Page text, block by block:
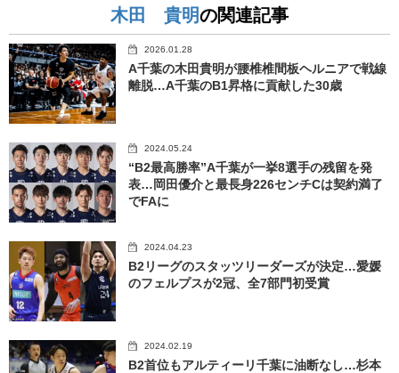
木田 貴明の関連記事
2026.01.28
A千葉の木田貴明が腰椎椎間板ヘルニアで戦線
離脱…A千葉のB1昇格に貢献した30歳
2024.05.24
“B2最高勝率”A千葉が一挙8選手の残留を発
表…岡田優介と最長身226センチCは契約満了
でFAに
2024.04.23
B2リーグのスタッツリーダーズが決定…愛媛
のフェルプスが2冠、全7部門初受賞
2024.02.19
B2首位もアルティーリ千葉に油断なし…杉本